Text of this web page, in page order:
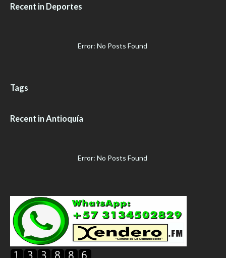
Recent in Deportes
Error: No Posts Found
Tags
Recent in Antioquía
Error: No Posts Found